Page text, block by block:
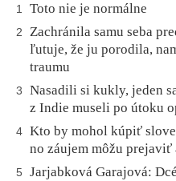
1 Toto nie je normálne
2
Zachránila samu seba
ľutuje, že ju porodila,
traumu
3
Nasadili si kukly, jeden
z Indie museli po útoku
4 Kto by mohol kúpiť
no záujem môžu
5
Jarjabková Garajová: